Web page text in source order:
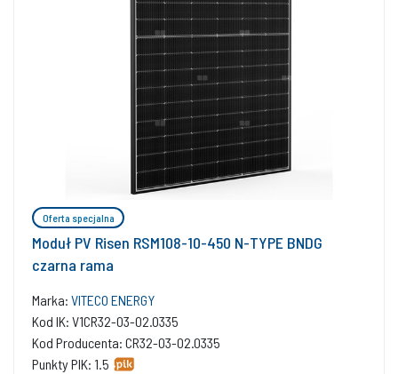
Oferta specjalna
Moduł PV Risen RSM108-10-450 N-TYPE BNDG
czarna rama
Marka: VITECO ENERGY
Kod IK: V1CR32-03-02.0335
Kod Producenta: CR32-03-02.0335
Punkty PIK: 1.5